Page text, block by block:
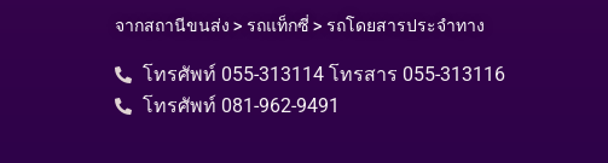
จากสถานีขนส่ง > รถแท็กซี่ > รถโดยสารประจำทาง
โทรศัพท์ 055-313114 โทรสาร 055-313116​
โทรศัพท์ 081-962-9491